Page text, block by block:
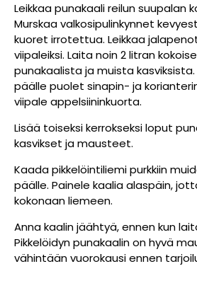
Leikkaa punakaali reilun suupalan
Murskaa valkosipulinkynnet
kuoret irrotettua. Leikkaa
viipaleiksi. Laita noin 2 litran
punakaalista ja muista
päälle puolet sinapin- ja
viipale appelsiininkuorta.
Lisää toiseksi kerrokseksi loput
kasvikset ja mausteet.
Kaada pikkelöintiliemi purkkiin
päälle. Painele kaalia alaspäin,
kokonaan liemeen.
Anna kaalin jäähtyä, ennen kun
Pikkelöidyn punakaalin on hyvä
vähintään vuorokausi ennen